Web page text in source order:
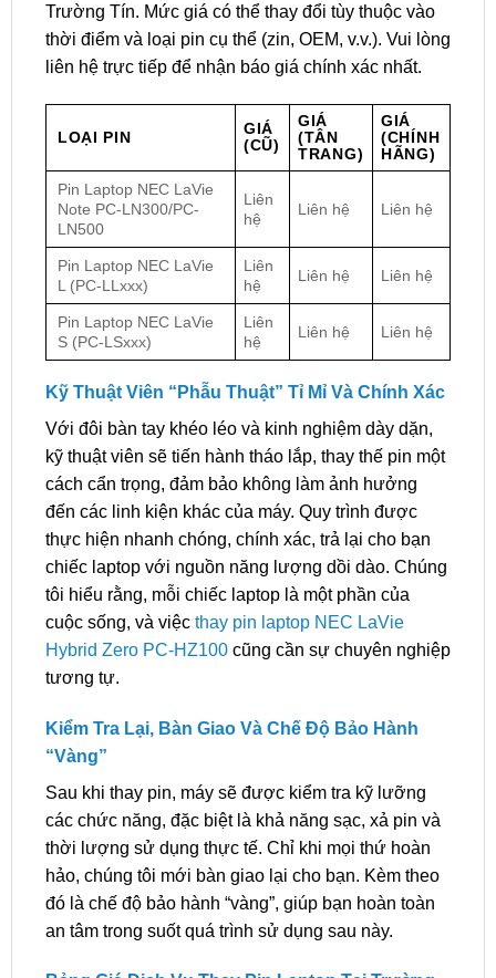
Trường Tín. Mức giá có thể thay đổi tùy thuộc vào
thời điểm và loại pin cụ thể (zin, OEM, v.v.). Vui lòng
liên hệ trực tiếp để nhận báo giá chính xác nhất.
LOẠI PIN
GIÁ
(CŨ)
GIÁ
(TÂN
TRANG)
GIÁ
(CHÍNH
HÃNG)
Pin Laptop NEC LaVie
Note PC-LN300/PC-
LN500
Liên
hệ
Liên hệ Liên hệ
Pin Laptop NEC LaVie
L (PC-LLxxx)
Liên
hệ
Liên hệ Liên hệ
Pin Laptop NEC LaVie
S (PC-LSxxx)
Liên
hệ
Liên hệ Liên hệ
Kỹ Thuật Viên “Phẫu Thuật” Tỉ Mỉ Và Chính Xác
Với đôi bàn tay khéo léo và kinh nghiệm dày dặn,
kỹ thuật viên sẽ tiến hành tháo lắp, thay thế pin một
cách cẩn trọng, đảm bảo không làm ảnh hưởng
đến các linh kiện khác của máy. Quy trình được
thực hiện nhanh chóng, chính xác, trả lại cho bạn
chiếc laptop với nguồn năng lượng dồi dào. Chúng
tôi hiểu rằng, mỗi chiếc laptop là một phần của
cuộc sống, và việc thay pin laptop NEC LaVie
Hybrid Zero PC-HZ100cũng cần sự chuyên nghiệp
tương tự.
Kiểm Tra Lại, Bàn Giao Và Chế Độ Bảo Hành
“Vàng”
Sau khi thay pin, máy sẽ được kiểm tra kỹ lưỡng
các chức năng, đặc biệt là khả năng sạc, xả pin và
thời lượng sử dụng thực tế. Chỉ khi mọi thứ hoàn
hảo, chúng tôi mới bàn giao lại cho bạn. Kèm theo
đó là chế độ bảo hành “vàng”, giúp bạn hoàn toàn
an tâm trong suốt quá trình sử dụng sau này.